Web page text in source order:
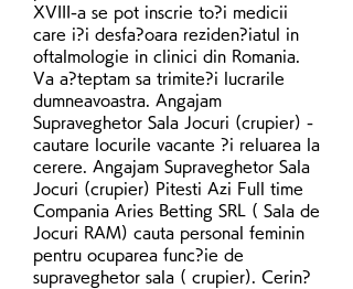
XVIII-a se pot inscrie to?i medicii
care i?i desfa?oara reziden?iatul in
oftalmologie in clinici din Romania.
Va a?teptam sa trimite?i lucrarile
dumneavoastra. Angajam
Supraveghetor Sala Jocuri (crupier) -
cautare locurile vacante ?i reluarea la
cerere. Angajam Supraveghetor Sala
Jocuri (crupier) Pitesti Azi Full time
Compania Aries Betting SRL ( Sala de
Jocuri RAM) cauta personal feminin
pentru ocuparea func?ie de
supraveghetor sala ( crupier). Cerin?